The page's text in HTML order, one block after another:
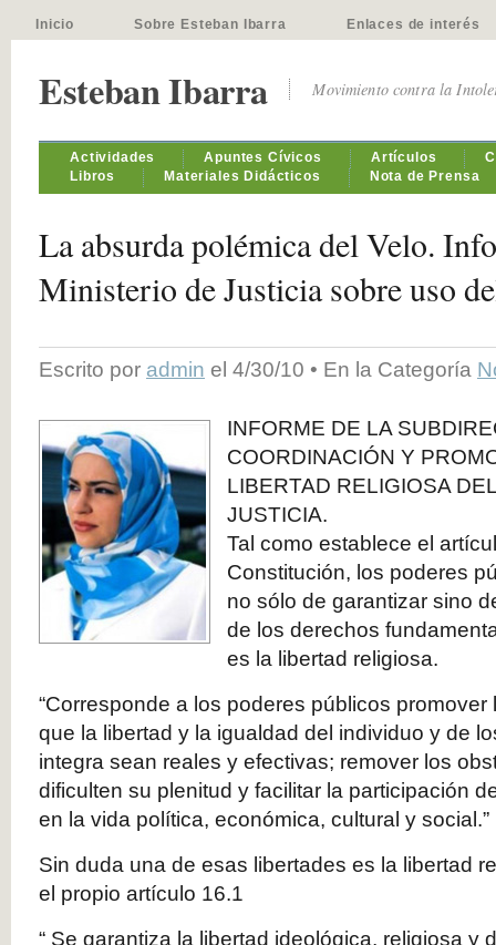
Inicio Sobre Esteban Ibarra Enlaces de interés
Esteban Ibarra Movimiento contra la
Actividades Apuntes Cívicos Artículos
Libros
Materiales Didácticos Nota de Prensa
La absurda polémica del Velo.
Ministerio de Justicia sobre uso
Escrito por admin el 4/30/10 • En la Categoría
INFORME DE LA
COORDINACIÓN Y
LIBERTAD RELIGIOSA
JUSTICIA.
Tal como establece el
Constitución, los poderes
no sólo de garantizar sino
de los derechos
es la libertad religiosa.
“Corresponde a los poderes públicos
que la libertad y la igualdad del individuo y de
integra sean reales y efectivas; remover los
dificulten su plenitud y facilitar la participación
en la vida política, económica, cultural y social.”
Sin duda una de esas libertades es la libertad
el propio artículo 16.1
“ Se garantiza la libertad ideológica, religiosa y